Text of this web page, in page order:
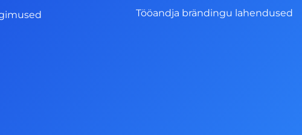
Tööandja brändingu lahendused